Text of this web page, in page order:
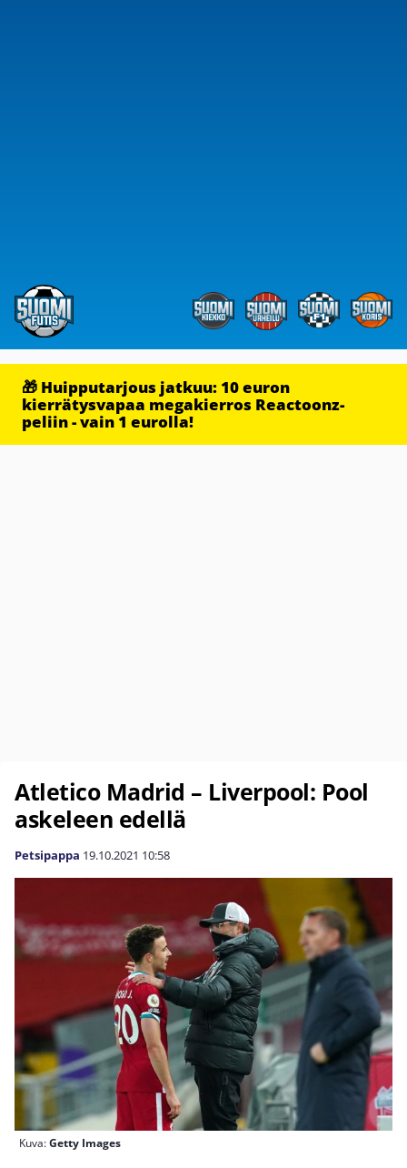
🎁 Huipputarjous jatkuu: 10 euron
kierrätysvapaa megakierros Reactoonz-
peliin - vain 1 eurolla!
Atletico Madrid – Liverpool: Pool
askeleen edellä
Petsipappa 19.10.2021 10:58
Kuva:Getty Images